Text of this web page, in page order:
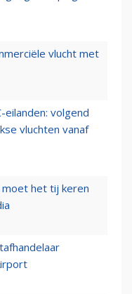
vlucht met
volgend
vluchten vanaf
moet het tij keren